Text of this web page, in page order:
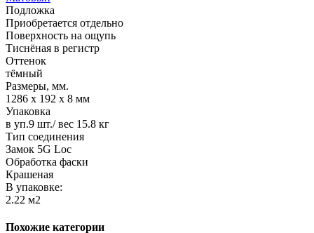
Подложка
Приобретается отдельно
Поверхность на ощупь
Тиснёная в регистр
Оттенок
тёмный
Размеры, мм.
1286 х 192 х 8 мм
Упаковка
в уп.9 шт./ вес 15.8 кг
Тип соединения
Замок 5G Loc
Обработка фаски
Крашеная
В упаковке:
2.22 м2
Похожие категории